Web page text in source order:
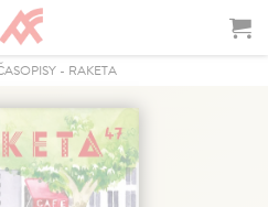
- RAKETA